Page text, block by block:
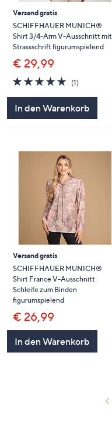
Versand gratis
SCHIFFHAUER MUNICH®
Shirt 3/4-Arm V-Ausschnitt mit
Strassschrift figurumspielend
€ 29,99
5.0
von
(1)1
In den Warenkorb
Versand gratis
SCHIFFHAUER MUNICH®
Shirt France V-Ausschnitt
Schleife zum Binden
figurumspielend
€ 26,99
In den Warenkorb